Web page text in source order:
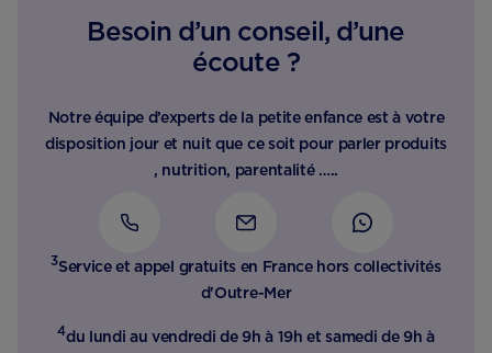
Besoin d’un conseil, d’une
écoute ?
Notre équipe d’experts de la petite enfance est à votre
disposition jour et nuit que ce soit pour parler produits
, nutrition, parentalité …..
3Service et appel gratuits en France hors collectivités
d'Outre-Mer​
4du lundi au vendredi de 9h à 19h et samedi de 9h à